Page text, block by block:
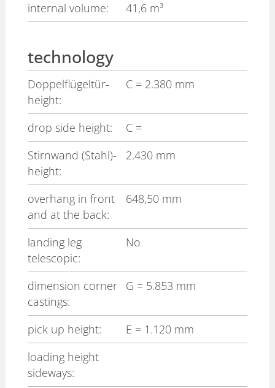
internal volume:
41,6 m³
technology
Doppelflügeltür-
height:
C = 2.380 mm
drop side height: C =
Stirnwand (Stahl)-
height:
2.430 mm
overhang in front
and at the back:
648,50 mm
landing leg
telescopic:
No
dimension corner
castings:
G = 5.853 mm
pick up height: E = 1.120 mm
loading height
sideways: